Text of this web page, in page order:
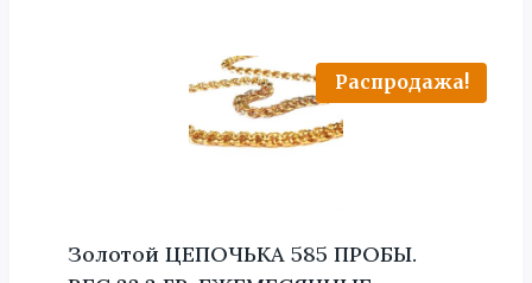
Распродажа!
Золотой ЦЕПОЧЬКА 585 ПРОБЫ.